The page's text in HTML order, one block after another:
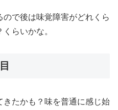
で後は味覚障害がどれくら
らいかな。
たかも？味を普通に感じ始